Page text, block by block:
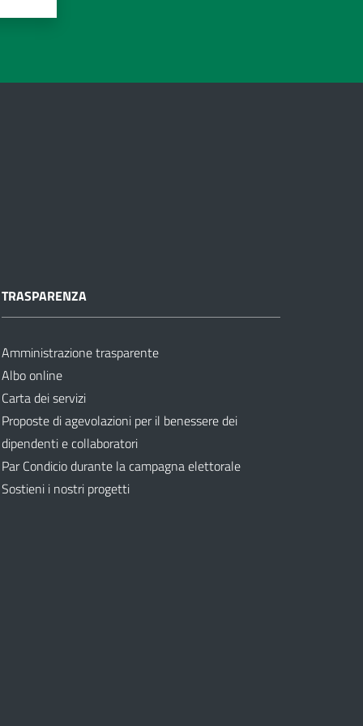
TRASPARENZA
Amministrazione trasparente
Albo online
Carta dei servizi
Proposte di agevolazioni per il benessere dei
dipendenti e collaboratori
Par Condicio durante la campagna elettorale
Sostieni i nostri progetti